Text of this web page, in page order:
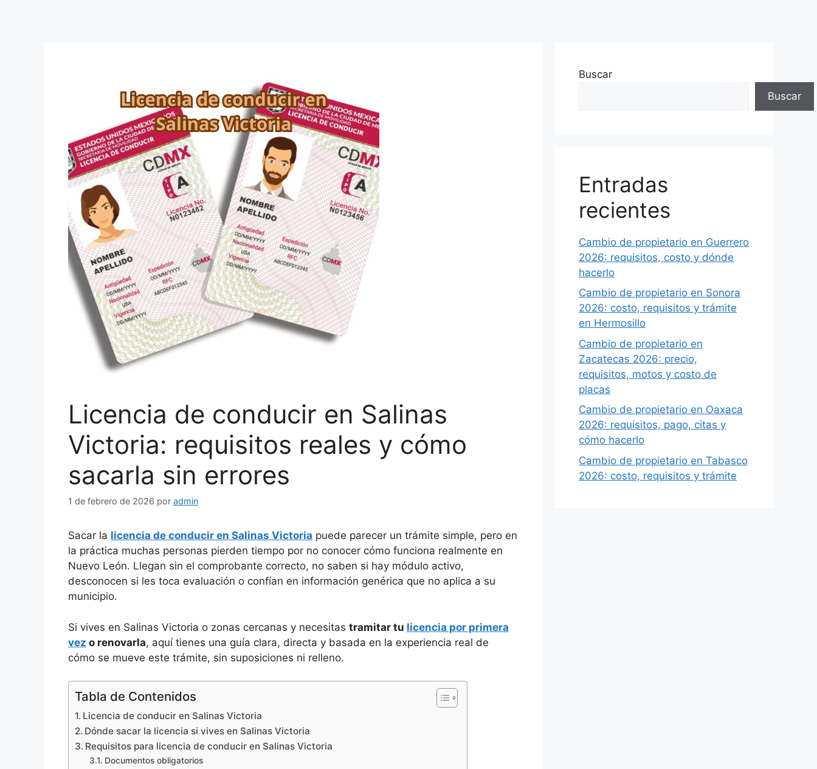
Licencia de conducir en Salinas
Victoria: requisitos reales y cómo
sacarla sin errores
1 de febrero de 2026 por admin
Sacar la licencia de conducir en Salinas Victoria puede parecer un trámite simple, pero en
la práctica muchas personas pierden tiempo por no conocer cómo funciona realmente en
Nuevo León. Llegan sin el comprobante correcto, no saben si hay módulo activo,
desconocen si les toca evaluación o confían en información genérica que no aplica a su
municipio.
Si vives en Salinas Victoria o zonas cercanas y necesitas tramitar tu licencia por primera
vez o renovarla, aquí tienes una guía clara, directa y basada en la experiencia real de
cómo se mueve este trámite, sin suposiciones ni relleno.
Tabla de Contenidos
Licencia de conducir en Salinas Victoria
Dónde sacar la licencia si vives en Salinas Victoria
Requisitos para licencia de conducir en Salinas Victoria
Documentos obligatorios
Buscar
Buscar
Entradas
recientes
Cambio de propietario en Guerrero
2026: requisitos, costo y dónde
hacerlo
Cambio de propietario en Sonora
2026: costo, requisitos y trámite
en Hermosillo
Cambio de propietario en
Zacatecas 2026: precio,
requisitos, motos y costo de
placas
Cambio de propietario en Oaxaca
2026: requisitos, pago, citas y
cómo hacerlo
Cambio de propietario en Tabasco
2026: costo, requisitos y trámite